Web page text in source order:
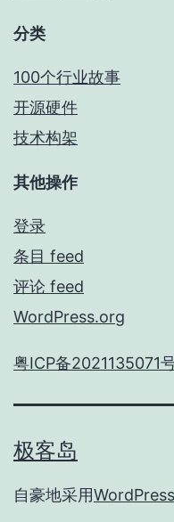
分类
100个行业故事
开源硬件
技术构架
其他操作
登录
条目 feed
评论 feed
WordPress.org
粤ICP备2021135071
极客岛
自豪地采用WordPress